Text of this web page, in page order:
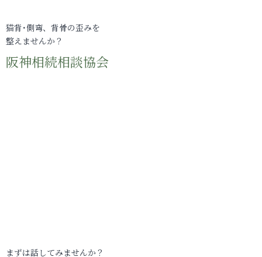
猫背･側弯、背骨の歪みを
整えませんか？
阪神相続相談協会
まずは話してみませんか？